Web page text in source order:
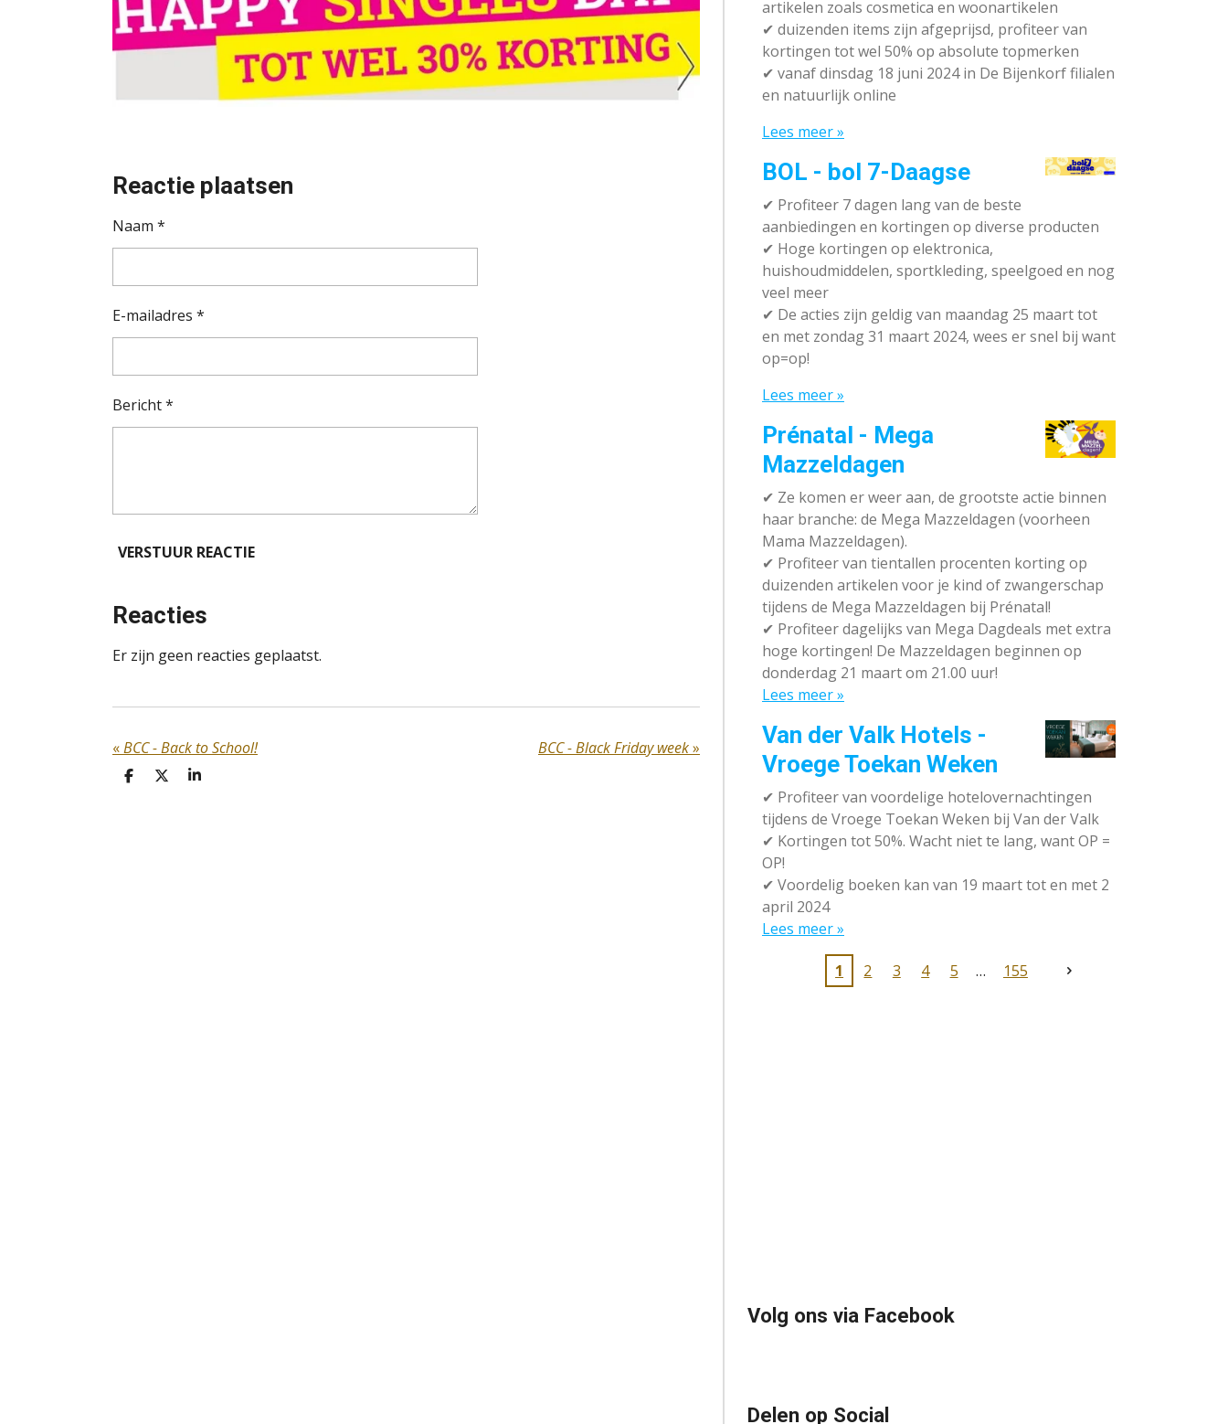
Reactie plaatsen
Naam *
E-mailadres *
Bericht *
VERSTUUR REACTIE
Reacties
Er zijn geen reacties geplaatst.
«BCC - Back to School! BCC - Black Friday week»
D
D
S
artikelen zoals cosmetica en woonartikelen
✔ duizenden items zijn afgeprijsd, profiteer van
kortingen tot wel 50% op absolute topmerken
✔ vanaf dinsdag 18 juni 2024 in De Bijenkorf filialen
en natuurlijk online
Lees meer »
BOL - bol 7-Daagse
✔ Profiteer 7 dagen lang van de beste
aanbiedingen en kortingen op diverse producten
✔ Hoge kortingen op elektronica,
huishoudmiddelen, sportkleding, speelgoed en nog
veel meer
✔ De acties zijn geldig van maandag 25 maart tot
en met zondag 31 maart 2024, wees er snel bij want
op=op!
Lees meer »
Prénatal - Mega
Mazzeldagen
✔ Ze komen er weer aan, de grootste actie binnen
haar branche: de Mega Mazzeldagen (voorheen
Mama Mazzeldagen).
✔ Profiteer van tientallen procenten korting op
duizenden artikelen voor je kind of zwangerschap
tijdens de Mega Mazzeldagen bij Prénatal!
✔ Profiteer dagelijks van Mega Dagdeals met extra
hoge kortingen! De Mazzeldagen beginnen op
donderdag 21 maart om 21.00 uur!
Lees meer »
Van der Valk Hotels -
Vroege Toekan Weken
✔ Profiteer van voordelige hotelovernachtingen
tijdens de Vroege Toekan Weken bij Van der Valk
✔ Kortingen tot 50%. Wacht niet te lang, want OP =
OP!
✔ Voordelig boeken kan van 19 maart tot en met 2
april 2024
Lees meer »
1 2 3 4 5 155
Volg ons via Facebook
Delen op Social